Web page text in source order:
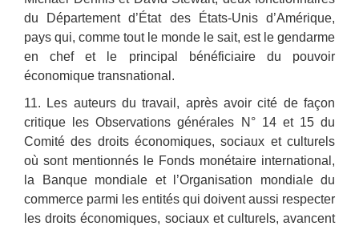
du Département d’État des États-Unis d’Amérique,
pays qui, comme tout le monde le sait, est le gendarme
en chef et le principal bénéficiaire du pouvoir
économique transnational.
11. Les auteurs du travail, après avoir cité de façon
critique les Observations générales N° 14 et 15 du
Comité des droits économiques, sociaux et culturels
où sont mentionnés le Fonds monétaire international,
la Banque mondiale et l’Organisation mondiale du
commerce parmi les entités qui doivent aussi respecter
les droits économiques, sociaux et culturels, avancent